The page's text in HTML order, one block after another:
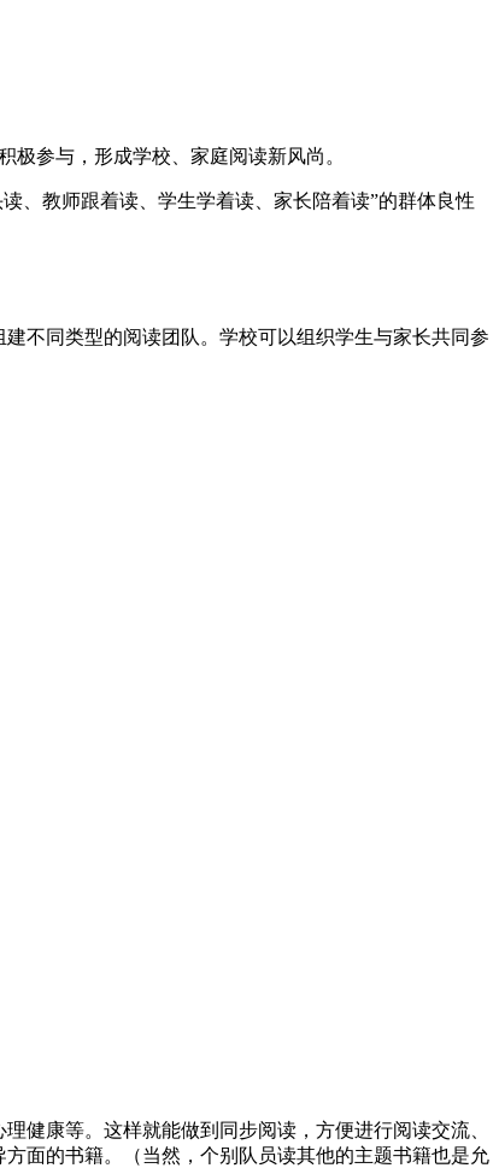
极参与，形成学校、家庭阅读新风尚。
、教师跟着读、学生学着读、家长陪着读”的群体良性
不同类型的阅读团队。学校可以组织学生与家长共同参
健康等。这样就能做到同步阅读，方便进行阅读交流、
面的书籍。（当然，个别队员读其他的主题书籍也是允